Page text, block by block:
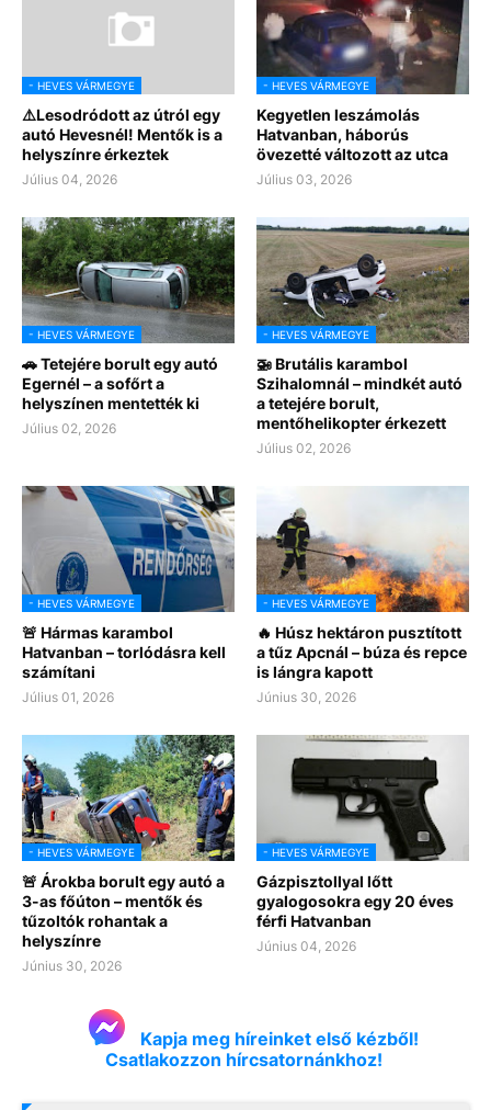
- HEVES VÁRMEGYE
⚠️Lesodródott az útról egy
autó Hevesnél! Mentők is a
helyszínre érkeztek
Július 04, 2026
- HEVES VÁRMEGYE
Kegyetlen leszámolás
Hatvanban, háborús
övezetté változott az utca
Július 03, 2026
- HEVES VÁRMEGYE
🚗 Tetejére borult egy autó
Egernél – a sofőrt a
helyszínen mentették ki
Július 02, 2026
- HEVES VÁRMEGYE
🚁 Brutális karambol
Szihalomnál – mindkét autó
a tetejére borult,
mentőhelikopter érkezett
Július 02, 2026
- HEVES VÁRMEGYE
🚨 Hármas karambol
Hatvanban – torlódásra kell
számítani
Július 01, 2026
- HEVES VÁRMEGYE
🔥 Húsz hektáron pusztított
a tűz Apcnál – búza és repce
is lángra kapott
Június 30, 2026
- HEVES VÁRMEGYE
🚨 Árokba borult egy autó a
3-as főúton – mentők és
tűzoltók rohantak a
helyszínre
Június 30, 2026
- HEVES VÁRMEGYE
Gázpisztollyal lőtt
gyalogosokra egy 20 éves
férfi Hatvanban
Június 04, 2026
Kapja meg híreinket első kézből!
Csatlakozzon hírcsatornánkhoz!